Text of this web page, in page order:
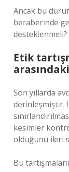
Ancak bu
beraberinde
desteklenmeli?
Etik
Son yıllarda
derinleşmiştir.
kesimler
olduğunu ileri
Bu